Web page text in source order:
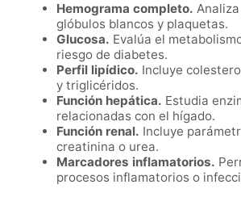
Hemograma completo.
glóbulos blancos y plaquetas.
Glucosa. Evalúa el
riesgo de diabetes.
Perfil lipídico. Incluye
y triglicéridos.
Función hepática. Estudia
relacionadas con el hígado.
Función renal. Incluye
creatinina o urea.
Marcadores inflamatorios.
procesos inflamatorios o